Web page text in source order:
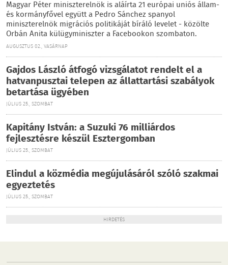
Magyar Péter miniszterelnök is aláírta 21 európai uniós állam-
és kormányfővel együtt a Pedro Sánchez spanyol
miniszterelnök migrációs politikáját bíráló levelet - közölte
Orbán Anita külügyminiszter a Facebookon szombaton.
AUGUSZTUS 02., VASÁRNAP
Gajdos László átfogó vizsgálatot rendelt el a
hatvanpusztai telepen az állattartási szabályok
betartása ügyében
JÚLIUS 25., SZOMBAT
Kapitány István: a Suzuki 76 milliárdos
fejlesztésre készül Esztergomban
JÚLIUS 25., SZOMBAT
Elindul a közmédia megújulásáról szóló szakmai
egyeztetés
JÚLIUS 25., SZOMBAT
HIRDETÉS